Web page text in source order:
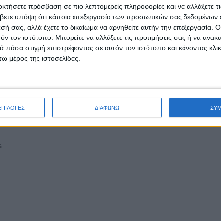
πρόσβαση σε πιο λεπτομερείς πληροφορίες και να αλλάξετε
υπόψη ότι κάποια επεξεργασία των προσωπικών σας δεδομένων
σας, αλλά έχετε το δικαίωμα να αρνηθείτε αυτήν την επεξεργασία.
τον ιστότοπο. Μπορείτε να αλλάξετε τις προτιμήσεις σας ή να
στιγμή επιστρέφοντας σε αυτόν τον ιστότοπο και κάνοντας
μέρος της ιστοσελίδας.
ΔΙΑΦΩΝΩ
συνεντεύξεων στην